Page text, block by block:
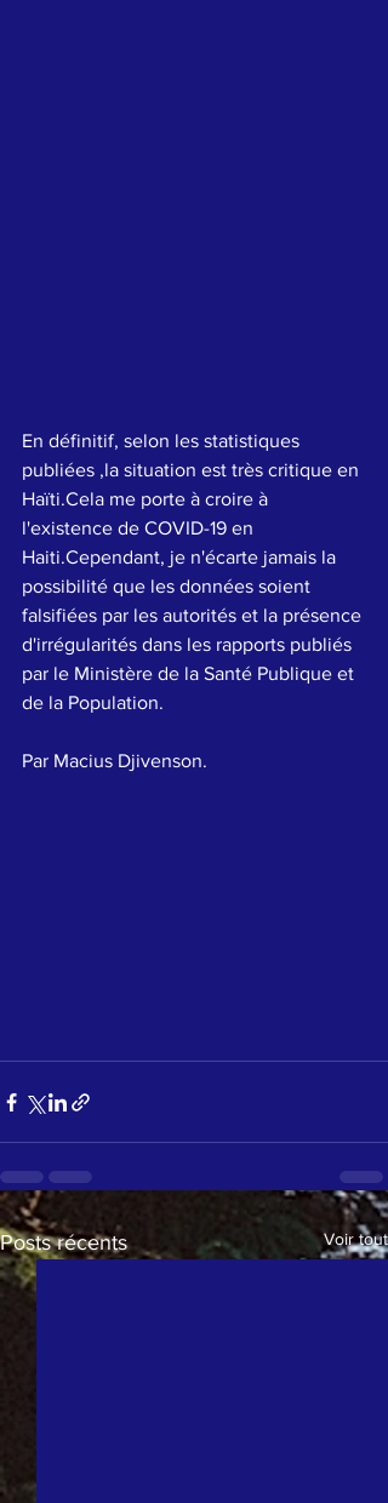
En définitif, selon les statistiques
publiées ,la situation est très critique en
Haïti.Cela me porte à croire à
l'existence de COVID-19 en
Haiti.Cependant, je n'écarte jamais la
possibilité que les données soient
falsifiées par les autorités et la présence
d'irrégularités dans les rapports publiés
par le Ministère de la Santé Publique et
de la Population.
Par Macius Djivenson.
Posts récents Voir tout